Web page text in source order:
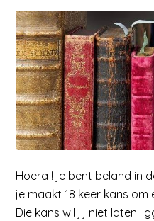
Hoera ! je bent beland in
je maakt 18 keer kans om
Die kans wil jij niet laten